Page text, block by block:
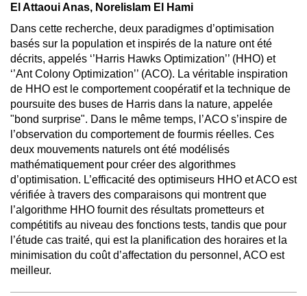
El Attaoui Anas, Norelislam El Hami
Dans cette recherche, deux paradigmes d’optimisation
basés sur la population et inspirés de la nature ont été
décrits, appelés ‘’Harris Hawks Optimization’’ (HHO) et
‘’Ant Colony Optimization’’ (ACO). La véritable inspiration
de HHO est le comportement coopératif et la technique de
poursuite des buses de Harris dans la nature, appelée
"bond surprise". Dans le même temps, l’ACO s’inspire de
l’observation du comportement de fourmis réelles. Ces
deux mouvements naturels ont été modélisés
mathématiquement pour créer des algorithmes
d’optimisation. L’efficacité des optimiseurs HHO et ACO est
vérifiée à travers des comparaisons qui montrent que
l’algorithme HHO fournit des résultats prometteurs et
compétitifs au niveau des fonctions tests, tandis que pour
l’étude cas traité, qui est la planification des horaires et la
minimisation du coût d’affectation du personnel, ACO est
meilleur.